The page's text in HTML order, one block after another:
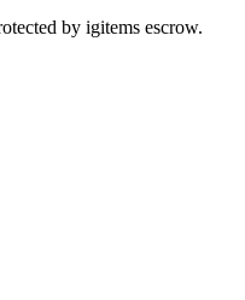
by igitems escrow.